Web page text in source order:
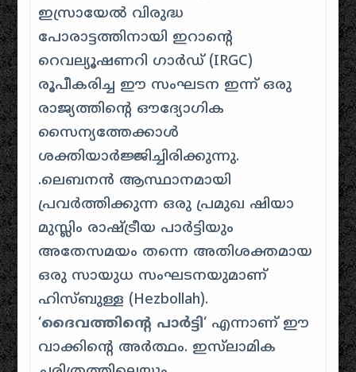
ഇസ്രായേൽ വിരുദ്ധ
പോരാട്ടത്തിനായി ഇറാന്റെ
റെവല്യൂഷണറി ഗാർഡ് (IRGC)
രൂപീകരിച്ച ഈ സംഘടന ഇന്ന് ഒരു
രാജ്യത്തിന്റെ ഔദ്യോഗിക
സൈന്യത്തേക്കാൾ
ശക്തിയാർജ്ജിച്ചിരിക്കുന്നു.
.ലെബനൻ ആസ്ഥാനമായി
പ്രവർത്തിക്കുന്ന ഒരു പ്രമുഖ ഷിയാ
മുസ്ലിം രാഷ്ട്രീയ പാർട്ടിയും
അതേസമയം തന്നെ അതിശക്തമായ
ഒരു സായുധ സംഘടനയുമാണ്
ഹിസ്ബുള്ള (Hezbollah).
‘ദൈവത്തിന്റെ പാർട്ടി‘ എന്നാണ് ഈ
വാക്കിന്റെ അർത്ഥം. ഇസ്‌ലാമിക